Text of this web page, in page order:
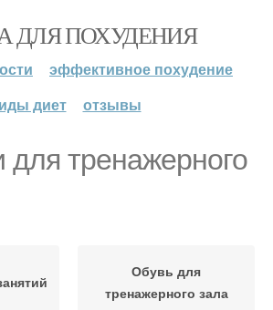
ДЛЯ ПОХУДЕНИЯ
эффективное похудение
диет
отзывы
для тренажерного
Обувь для
тренажерного зала